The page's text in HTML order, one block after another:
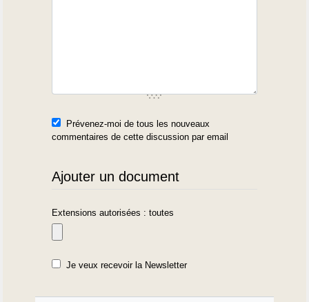
Prévenez-moi de tous les nouveaux
commentaires de cette discussion par email
Ajouter un document
Extensions autorisées : toutes
Je veux recevoir la Newsletter